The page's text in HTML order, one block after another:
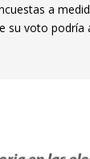
a
su voto podría